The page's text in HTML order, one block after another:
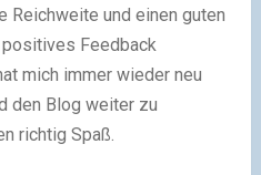
Reichweite und einen guten
positives Feedback
mich immer wieder neu
den Blog weiter zu
richtig Spaß.